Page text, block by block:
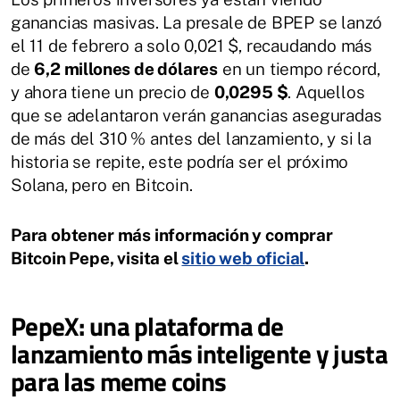
ganancias masivas. La presale de BPEP se lanzó
el 11 de febrero a solo 0,021 $, recaudando más
de6,2 millones de dólares en un tiempo récord,
y ahora tiene un precio de 0,0295 $. Aquellos
que se adelantaron verán ganancias aseguradas
de más del 310 % antes del lanzamiento, y si la
historia se repite, este podría ser el próximo
Solana, pero en Bitcoin.
Para obtener más información y comprar
Bitcoin Pepe, visita elsitio web oficial.
PepeX: una plataforma de
lanzamiento más inteligente y justa
para las meme coins